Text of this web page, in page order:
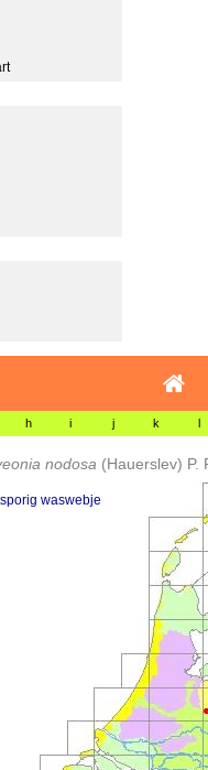
h i j k l
nodosa (Hauerslev) P.
waswebje